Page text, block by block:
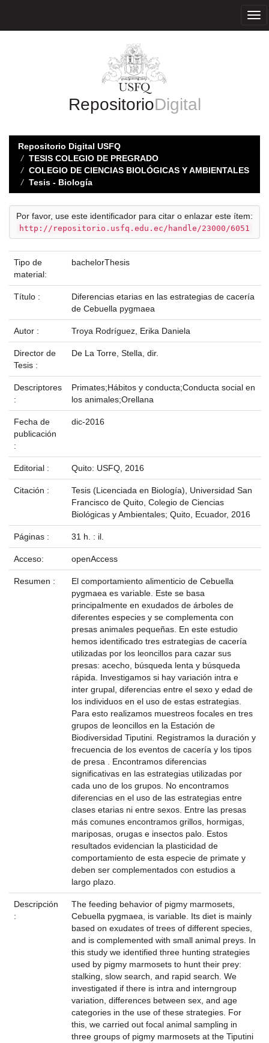
RepositorioDigital
Repositorio Digital USFQ
TESIS COLEGIO DE PREGRADO
COLEGIO DE CIENCIAS BIOLÓGICAS Y AMBIENTALES
Tesis - Biología
Por favor, use este identificador para citar o enlazar este ítem:
http://repositorio.usfq.edu.ec/handle/23000/6051
Tipo de
material:
bachelorThesis
Título :
Diferencias etarias en las estrategias de cacería
de Cebuella pygmaea
Autor : Troya Rodríguez, Erika Daniela
Director de
Tesis :
De La Torre, Stella, dir.
Descriptores
:
Primates;Hábitos y conducta;Conducta social en
los animales;Orellana
Fecha de
publicación
:
dic-2016
Editorial : Quito: USFQ, 2016
Citación :
Tesis (Licenciada en Biología), Universidad San
Francisco de Quito, Colegio de Ciencias
Biológicas y Ambientales; Quito, Ecuador, 2016
Páginas : 31 h. : il.
Acceso: openAccess
Resumen :
El comportamiento alimenticio de Cebuella
pygmaea es variable. Este se basa
principalmente en exudados de árboles de
diferentes especies y se complementa con
presas animales pequeñas. En este estudio
hemos identificado tres estrategias de cacería
utilizadas por los leoncillos para cazar sus
presas: acecho, búsqueda lenta y búsqueda
rápida. Investigamos si hay variación intra e
inter grupal, diferencias entre el sexo y edad de
los individuos en el uso de estas estrategias.
Para esto realizamos muestreos focales en tres
grupos de leoncillos en la Estación de
Biodiversidad Tiputini. Registramos la duración y
frecuencia de los eventos de cacería y los tipos
de presa . Encontramos diferencias
significativas en las estrategias utilizadas por
cada uno de los grupos. No encontramos
diferencias en el uso de las estrategias entre
clases etarias ni entre sexos. Entre las presas
más comunes encontramos grillos, hormigas,
mariposas, orugas e insectos palo. Estos
resultados evidencian la plasticidad de
comportamiento de esta especie de primate y
deben ser complementados con estudios a
largo plazo.
Descripción
:
The feeding behavior of pigmy marmosets,
Cebuella pygmaea, is variable. Its diet is mainly
based on exudates of trees of different species,
and is complemented with small animal preys. In
this study we identified three hunting strategies
used by pigmy marmosets to hunt their prey:
stalking, slow search, and rapid search. We
investigated if there is intra and interngroup
variation, differences between sex, and age
categories in the use of these strategies. For
this, we carried out focal animal sampling in
three groups of pigmy marmosets at the Tiputini